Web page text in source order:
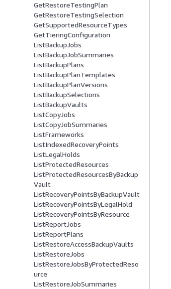
GetRestoreTestingPlan
GetRestoreTestingSelection
GetSupportedResourceTypes
GetTieringConfiguration
ListBackupJobs
ListBackupJobSummaries
ListBackupPlans
ListBackupPlanTemplates
ListBackupPlanVersions
ListBackupSelections
ListBackupVaults
ListCopyJobs
ListCopyJobSummaries
ListFrameworks
ListIndexedRecoveryPoints
ListLegalHolds
ListProtectedResources
ListProtectedResourcesByBackup
Vault
ListRecoveryPointsByBackupVault
ListRecoveryPointsByLegalHold
ListRecoveryPointsByResource
ListReportJobs
ListReportPlans
ListRestoreAccessBackupVaults
ListRestoreJobs
ListRestoreJobsByProtectedReso
urce
ListRestoreJobSummaries